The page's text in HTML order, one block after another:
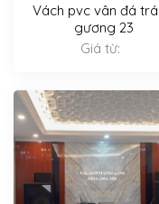
Vách pvc vân đá
gương 23
Giá từ: